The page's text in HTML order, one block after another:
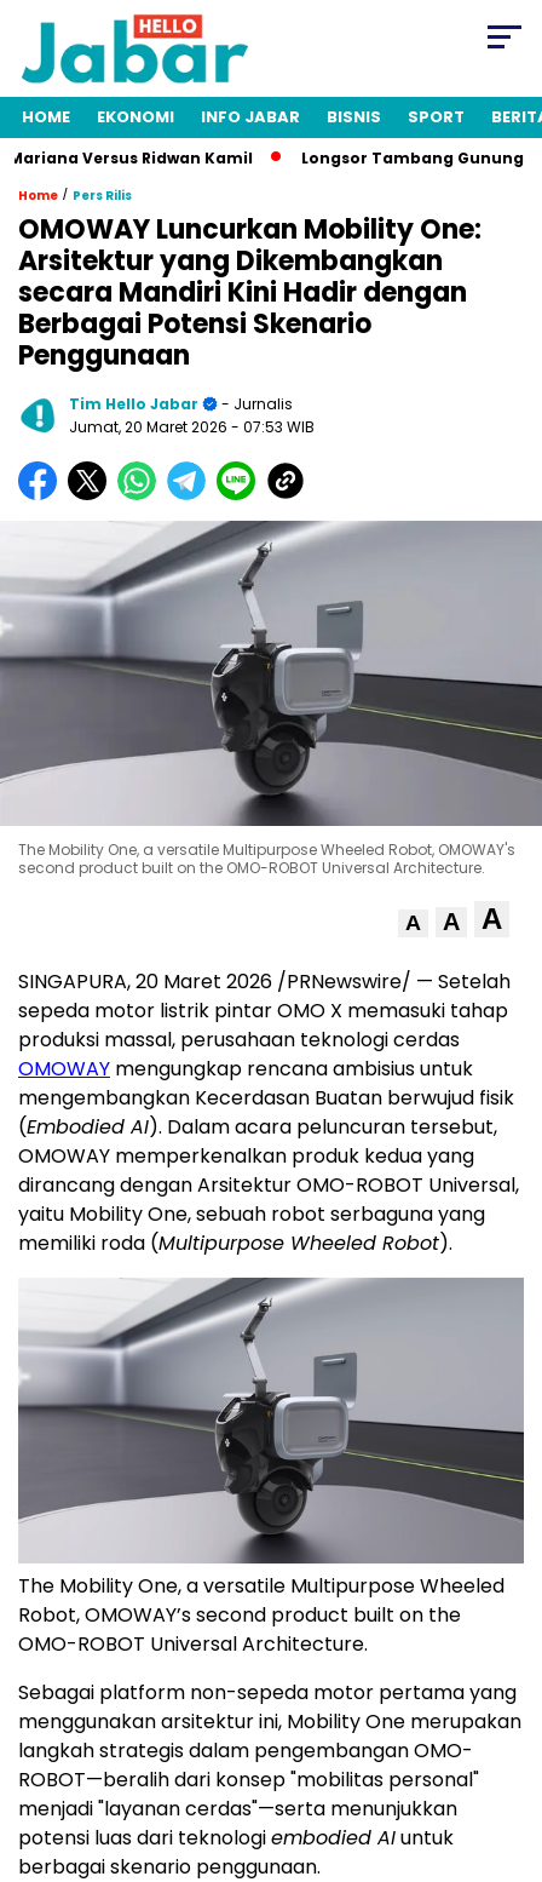
HOME EKONOMI INFO JABAR BISNIS SPORT
Versus Ridwan Kamil Longsor Tambang Gunung
Home / Pers Rilis
OMOWAY Luncurkan Mobility One:
Arsitektur yang Dikembangkan
secara Mandiri Kini Hadir dengan
Berbagai Potensi Skenario
Penggunaan
Tim Hello Jabar
- Jurnalis
Jumat, 20 Maret 2026 - 07:53 WIB
The Mobility One, a versatile Multipurpose Wheeled Robot, OMOWAY's
second product built on the OMO-ROBOT Universal Architecture.
A A A
SINGAPURA, 20 Maret 2026 /PRNewswire/ — Setelah
sepeda motor listrik pintar OMO X memasuki tahap
produksi massal, perusahaan teknologi cerdas
OMOWAY mengungkap rencana ambisius untuk
mengembangkan Kecerdasan Buatan berwujud fisik
(Embodied AI). Dalam acara peluncuran tersebut,
OMOWAY memperkenalkan produk kedua yang
dirancang dengan Arsitektur OMO-ROBOT Universal,
yaitu Mobility One, sebuah robot serbaguna yang
memiliki roda (Multipurpose Wheeled Robot).
The Mobility One, a versatile Multipurpose Wheeled
Robot, OMOWAY’s second product built on the
OMO-ROBOT Universal Architecture.
Sebagai platform non-sepeda motor pertama yang
menggunakan arsitektur ini, Mobility One merupakan
langkah strategis dalam pengembangan OMO-
ROBOT—beralih dari konsep "mobilitas personal"
menjadi "layanan cerdas"—serta menunjukkan
potensi luas dari teknologiembodied AIuntuk
berbagai skenario penggunaan.